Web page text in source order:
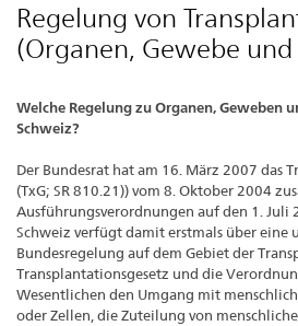
Regelung von
(Organen, Gewebe und
Welche Regelung zu Organen, Geweben
Schweiz?
Der Bundesrat hat am 16. März 2007 das
(TxG; SR 810.21)) vom 8. Oktober 2004
Ausführungsverordnungen auf den 1. Juli
Schweiz verfügt damit erstmals über eine
Bundesregelung auf dem Gebiet der
Transplantationsgesetz und die
Wesentlichen den Umgang mit
oder Zellen, die Zuteilung von